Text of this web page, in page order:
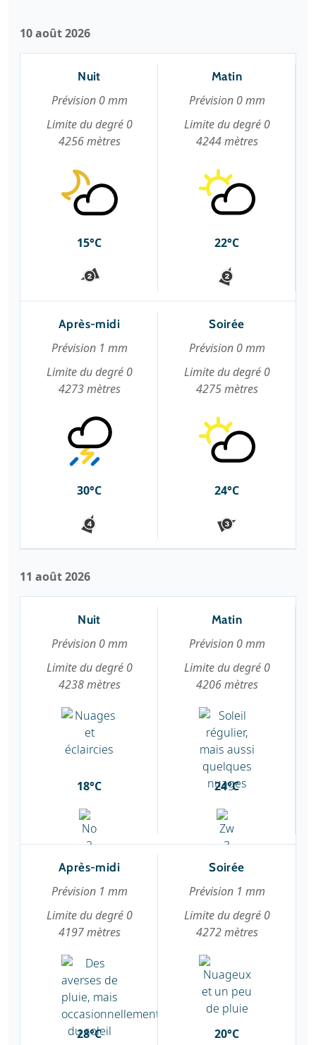
10 août 2026
Nuit
Prévision 0 mm
Limite du degré 0
4256 mètres
15°C
Matin
Prévision 0 mm
Limite du degré 0
4244 mètres
22°C
Après-midi
Prévision 1 mm
Limite du degré 0
4273 mètres
30°C
Soirée
Prévision 0 mm
Limite du degré 0
4275 mètres
24°C
11 août 2026
Nuit
Prévision 0 mm
Limite du degré 0
4238 mètres
18°C
Matin
Prévision 0 mm
Limite du degré 0
4206 mètres
24°C
Après-midi
Prévision 1 mm
Limite du degré 0
4197 mètres
28°C
Soirée
Prévision 1 mm
Limite du degré 0
4272 mètres
20°C